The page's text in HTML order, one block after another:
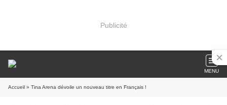
Publicité
MENU
Accueil » Tina Arena dévoile un nouveau titre en Français !